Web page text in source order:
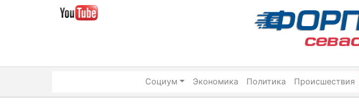
Социум Экономика Политика Происшествия